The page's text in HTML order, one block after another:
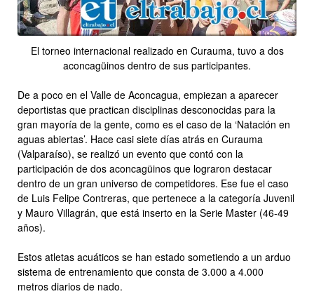
El torneo internacional realizado en Curauma, tuvo a dos
aconcagüinos dentro de sus participantes.
De a poco en el Valle de Aconcagua, empiezan a aparecer
deportistas que practican disciplinas desconocidas para la
gran mayoría de la gente, como es el caso de la ‘Natación en
aguas abiertas’. Hace casi siete días atrás en Curauma
(Valparaíso), se realizó un evento que contó con la
participación de dos aconcagüinos que lograron destacar
dentro de un gran universo de competidores. Ese fue el caso
de Luis Felipe Contreras, que pertenece a la categoría Juvenil
y Mauro Villagrán, que está inserto en la Serie Master (46-49
años).
Estos atletas acuáticos se han estado sometiendo a un arduo
sistema de entrenamiento que consta de 3.000 a 4.000
metros diarios de nado.